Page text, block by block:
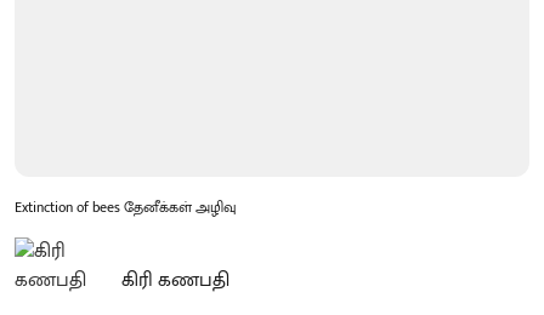
Extinction of bees தேனீக்கள் அழிவு
கிரி கணபதி